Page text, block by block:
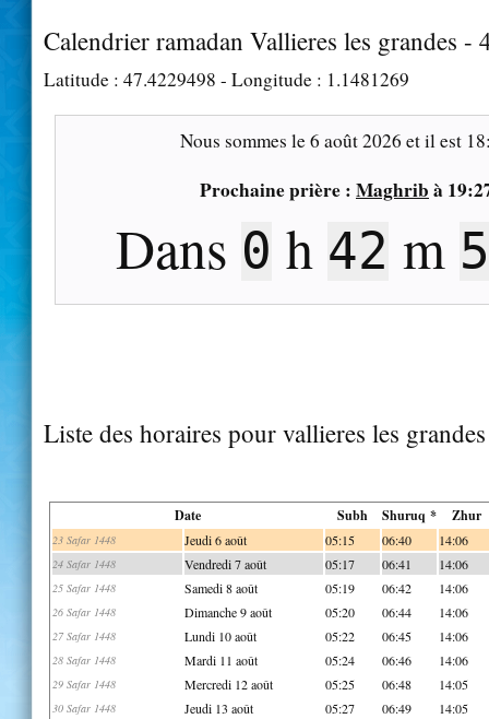
Calendrier ramadan Vallieres les grandes -
Latitude : 47.4229498 - Longitude : 1.1481269
Nous sommes le6 août 2026 et il est
Prochaine prière : Maghrib à
Dans 0 h 42 m
Liste des horaires pour vallieres les grandes
Date Subh Shuruq * Zhur
23 Safar 1448 Jeudi 6 août 05:15 06:40 14:06
24 Safar 1448 Vendredi 7 août 05:17 06:41 14:06
25 Safar 1448 Samedi 8 août 05:19 06:42 14:06
26 Safar 1448 Dimanche 9 août 05:20 06:44 14:06
27 Safar 1448 Lundi 10 août 05:22 06:45 14:06
28 Safar 1448 Mardi 11 août 05:24 06:46 14:06
29 Safar 1448 Mercredi 12 août 05:25 06:48 14:05
30 Safar 1448 Jeudi 13 août 05:27 06:49 14:05